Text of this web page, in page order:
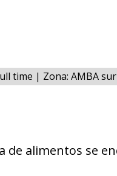
time | Zona: AMBA
de alimentos se